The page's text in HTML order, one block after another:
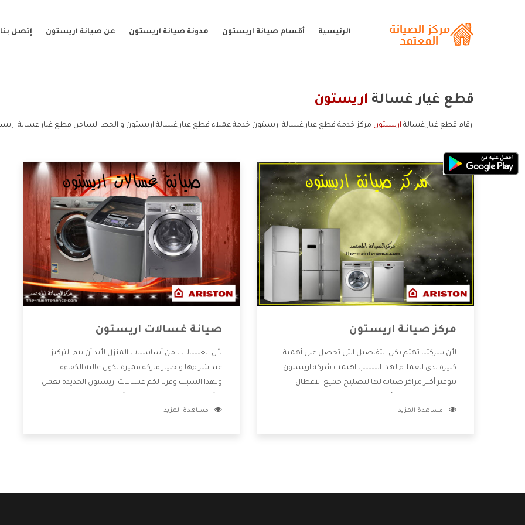
الرئيسية أقسام صيانة اريستون مدونة صيانة اريستون عن صيانة اريستون إتصل بنا
قطع غيار غسالة اريستون
ارقام قطع غيار غسالة اريستون مركز خدمة قطع غيار غسالة اريستون خدمة عملاء قطع غيار غسالة اريستون و الخط الساخن قطع غيار غسالة
مركز صيانة اريستون
لأن شركتنا تهتم بكل التفاصيل التى تحصل على أهمية
كبيرة لدى العملاء لهذا السبب اهتمت شركة اريستون
بتوفير أكبر مراكز صيانة لها لتصليح جميع الاعطال
فنحن نقدم الافضل لكى نحافظ على مكانتنا وعلى
مشاهدة المزيد
صيانة غسالات اريستون
لأن الغسالات من أساسيات المنزل لأبد أن يتم التركيز
عند شراءها واختيار ماركة مميزة تكون عالية الكفاءة
ولهذا السبب وفرنا لكم غسالات اريستون الجديدة تعمل
ومتطور تجعلكم مستمتعين بشراء المنتج وتقدم لنا
مشاهدة المزيد